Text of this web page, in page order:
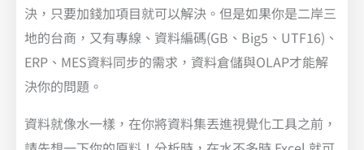
決，只要加錢加項目就可以解決。但是如果你是二岸三
地的台商，又有專線、資料編碼(GB、Big5、UTF16)、
ERP、MES資料同步的需求，資料倉儲與OLAP才能解
決你的問題。
資料就像水一樣，在你將資料集丟進視覺化工具之前，